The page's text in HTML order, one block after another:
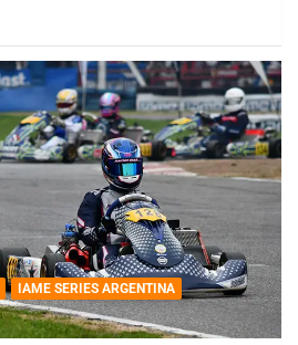
IAME SERIES ARGENTINA